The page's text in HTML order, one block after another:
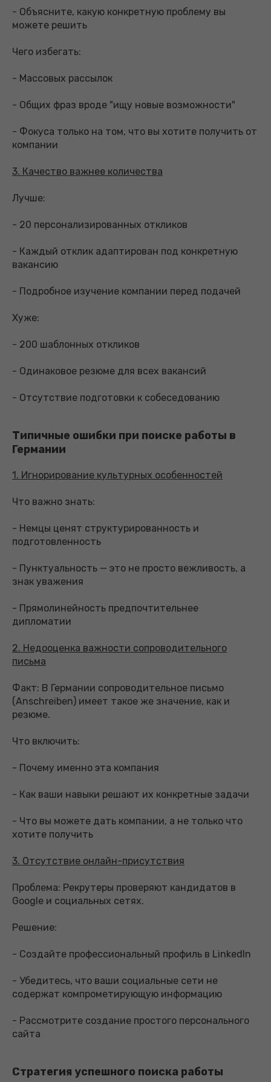
- Объясните, какую конкретную проблему вы
можете решить
Чего избегать:
- Массовых рассылок
- Общих фраз вроде "ищу новые возможности"
- Фокуса только на том, что вы хотите получить от
компании
3. Качество важнее количества
Лучше:
- 20 персонализированных откликов
- Каждый отклик адаптирован под конкретную
вакансию
- Подробное изучение компании перед подачей
Хуже:
- 200 шаблонных откликов
- Одинаковое резюме для всех вакансий
- Отсутствие подготовки к собеседованию
Типичные ошибки при поиске работы в
Германии
1. Игнорирование культурных особенностей
Что важно знать:
- Немцы ценят структурированность и
подготовленность
- Пунктуальность — это не просто вежливость, а
знак уважения
- Прямолинейность предпочтительнее
дипломатии
2. Недооценка важности сопроводительного
письма
Факт: В Германии сопроводительное письмо
(Anschreiben) имеет такое же значение, как и
резюме.
Что включить:
- Почему именно эта компания
- Как ваши навыки решают их конкретные задачи
- Что вы можете дать компании, а не только что
хотите получить
3. Отсутствие онлайн-присутствия
Проблема: Рекрутеры проверяют кандидатов в
Google и социальных сетях.
Решение:
- Создайте профессиональный профиль в LinkedIn
- Убедитесь, что ваши социальные сети не
содержат компрометирующую информацию
- Рассмотрите создание простого персонального
сайта
Стратегия успешного поиска работы